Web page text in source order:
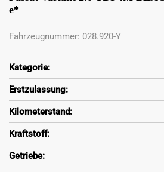
e*
Fahrzeugnummer: 028.920-Y
Kategorie:
Erstzulassung:
Kilometerstand:
Kraftstoff:
Getriebe: